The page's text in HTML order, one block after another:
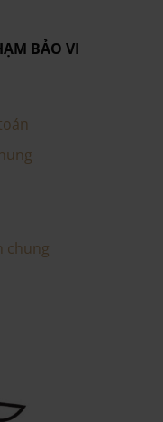
BẢO VI
chung